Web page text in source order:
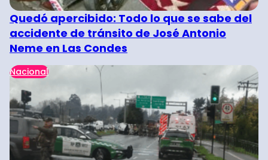
Quedó apercibido: Todo lo que se sabe del
accidente de tránsito de José Antonio
Neme en Las Condes
Nacional